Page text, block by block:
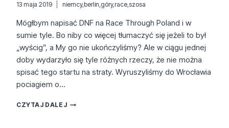
13 maja 2019 niemcy,berlin,góry,race,szosa
Mógłbym napisać DNF na Race Through Poland i w
sumie tyle. Bo niby co więcej tłumaczyć się jeżeli to był
„wyścig”, a My go nie ukończyliśmy? Ale w ciągu jednej
doby wydarzyło się tyle różnych rzeczy, że nie można
spisać tego startu na straty. Wyruszyliśmy do Wrocławia
pociagiem o…
CZYTAJ DALEJRACE